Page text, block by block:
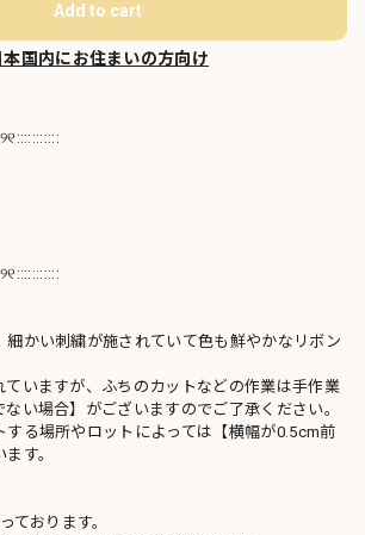
Add to cart
本国内にお住まいの方向け
細かい刺繍が施されていて色も鮮やかなリボン
ていますが、ふちのカットなどの作業は手作業
ない場合】がございますのでご了承ください。
する場所やロットによっては【横幅が0.5cm前
す。
ております。